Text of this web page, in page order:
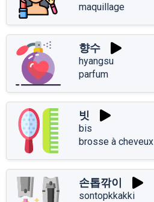
maquillage
향수
hyangsu
parfum
빗
bis
brosse à cheveux
손톱깎이
sontopkkakki